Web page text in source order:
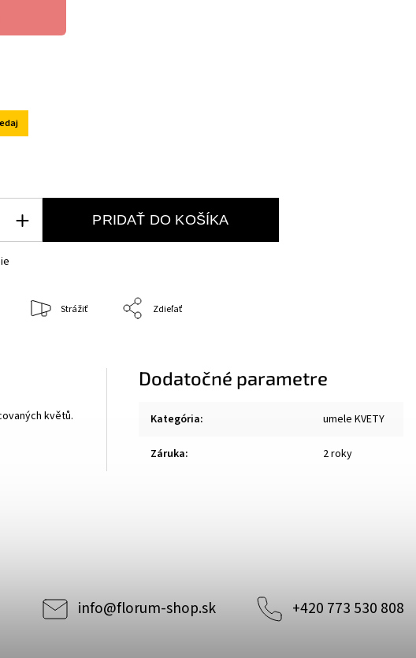
PRIDAŤ DO KOŠÍKA
Strážiť Zdieľať
květů.
Dodatočné parametre
Kategória: umele KVETY
Záruka: 2 roky
info@florum-shop.sk +420 773 530 808